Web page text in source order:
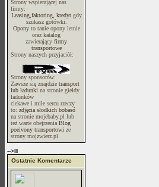
Strony wspierającej nas
firmy:
Leasing,faktoring, kredytgdy
szukasz gotówki.
Oponyto tanie opony letnie
oraz katalog
zawierający firmy
transportowe
Strony naszych przyjaciół:
Strony sponsorów:
Zawsze się znajdzie transport
lub ładunki na stronie giełdy
ładunków
ciekawe i miłe sercu rzeczy
to: zdjęcia słodkich bobasó
na stronie mojebaby.pl lub
też warte obejrzenia Blog
poeivony transportowi ze
strony mojzwierz.pl
-->lll
Ostatnie Komentarze